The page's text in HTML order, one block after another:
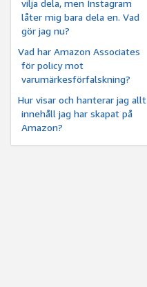
vilja dela, men Instagram
låter mig bara dela en. Vad
gör jag nu?
Vad har Amazon Associates
för policy mot
varumärkesförfalskning?
Hur visar och hanterar jag allt
innehåll jag har skapat på
Amazon?